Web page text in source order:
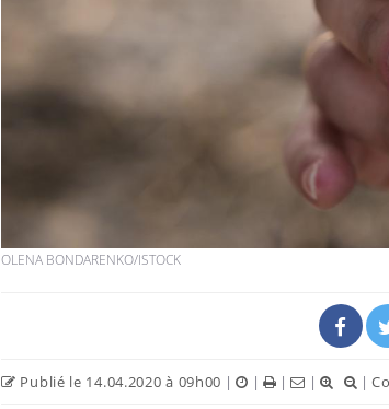
OLENA BONDARENKO/ISTOCK
Publié le 14.04.2020 à 09h00 | | | | |
Grossesse à risque : ce jus